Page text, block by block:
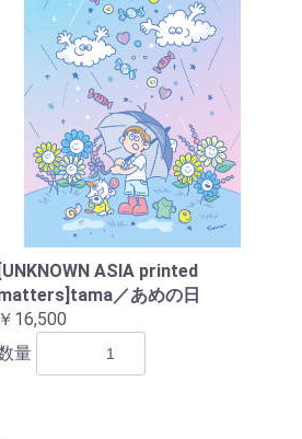
[UNKNOWN ASIA printed
／あめの日
￥16,500
量